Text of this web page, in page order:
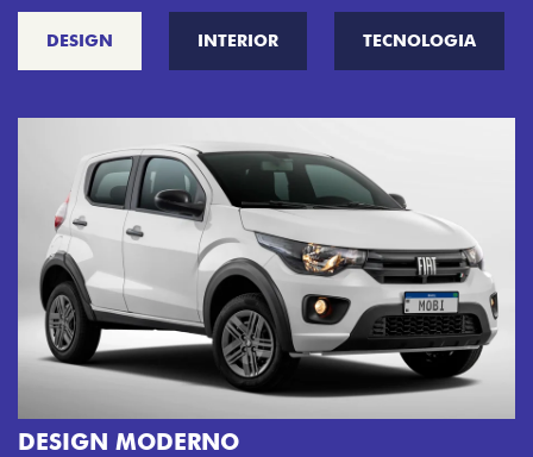
DESIGN INTERIOR TECNOLOGIA
CINCO OPÇÕES DE CORES
O Fiat Mobi tem sempre uma opção de cor
sua cara. Escolha entre o Preto Vulcano,